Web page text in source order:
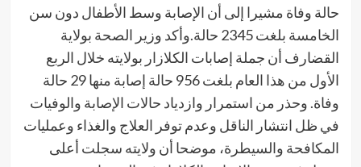
حالة وفاة مشيرا إلى أن الإصابة وسط الأطفال دون سن
الخامسة بلغت 2345 حالة.وأكد وزير الصحة بولاية
القضارف أن جملة إصابات الكلازار بولايته خلال الربع
الأول من هذا العام بلغت 956 حالة إصابة منها 29 حالة
وفاة. وحذر من استمرار وازدياد حالات الإصابة والوفيات
في ظل انتشار الناقل وعدم توفر العلاج والغذاء وعمليات
المكافحة والسيطرة، موضحا أن ولايته سجلت أعلى